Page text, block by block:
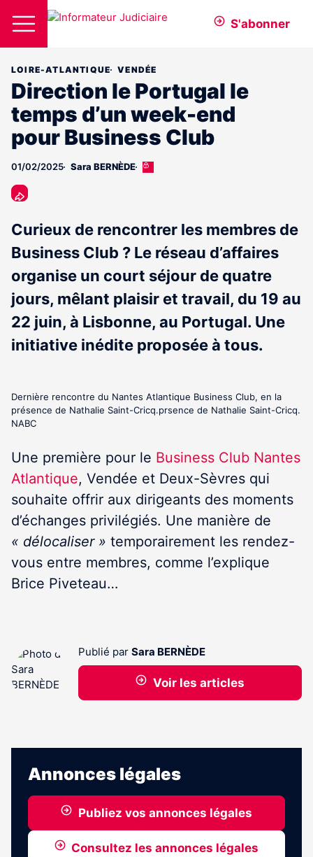
S'abonner
LOIRE-ATLANTIQUE VENDÉE
Direction le Portugal le
temps d’un week-end
pour Business Club
01/02/2025 Sara BERNÈDE
Cet
abonnés
Curieux de rencontrer les membres de
Business Club ? Le réseau d’affaires
organise un court séjour de quatre
jours, mêlant plaisir et travail, du 19 au
22 juin, à Lisbonne, au Portugal. Une
initiative inédite proposée à tous.
Dernière rencontre du Nantes Atlantique Business Club, en la
présence de Nathalie Saint-Cricq.prsence de Nathalie Saint-Cricq.
NABC
Une première pour le Business Club Nantes
Atlantique, Vendée et Deux-Sèvres qui
souhaite offrir aux dirigeants des moments
d’échanges privilégiés. Une manière de
« délocaliser » temporairement les rendez-
vous entre membres, comme l’explique
Brice Piveteau…
Publié par Sara BERNÈDE
Voir les articles
Annonces légales
Publiez vos annonces légales
Consultez les annonces légales